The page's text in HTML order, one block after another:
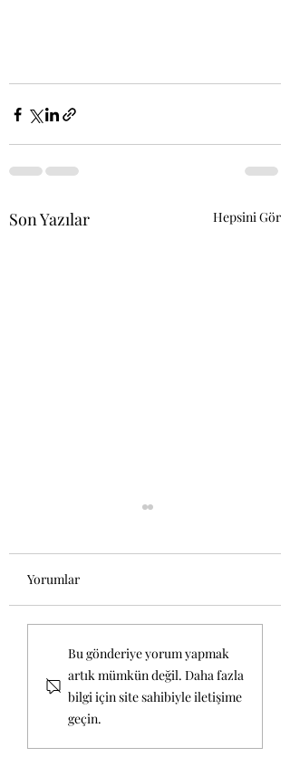
Son Yazılar Hepsini Gör
Hint Yağı (Ricinus
communis): Doğal
İçeriği ve Kullanım
Alanları
Yorumlar
Bu gönderiye yorum yapmak
artık mümkün değil. Daha fazla
bilgi için site sahibiyle iletişime
geçin.